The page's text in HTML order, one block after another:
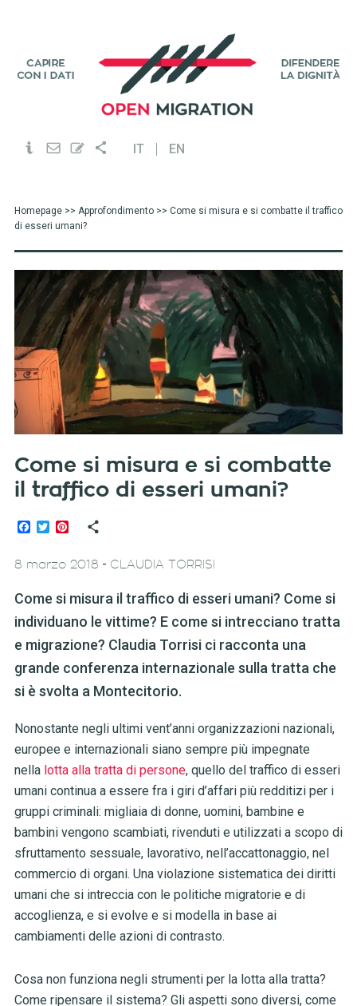
IT EN
Homepage>> Approfondimento>> Come si misura e si combatte il traffico
di esseri umani?
Come si misura e si combatte
il traffico di esseri umani?
Facebook
TwitterPinterest
8 marzo 2018 - CLAUDIA TORRISI
Come si misura il traffico di esseri umani? Come si
individuano le vittime? E come si intrecciano tratta
e migrazione? Claudia Torrisi ci racconta una
grande conferenza internazionale sulla tratta che
si è svolta a Montecitorio.
Nonostante negli ultimi vent’anni organizzazioni nazionali,
europee e internazionali siano sempre più impegnate
nella lotta alla tratta di persone, quello del traffico di esseri
umani continua a essere fra i giri d’affari più redditizi per i
gruppi criminali: migliaia di donne, uomini, bambine e
bambini vengono scambiati, rivenduti e utilizzati a scopo di
sfruttamento sessuale, lavorativo, nell’accattonaggio, nel
commercio di organi. Una violazione sistematica dei diritti
umani che si intreccia con le politiche migratorie e di
accoglienza, e si evolve e si modella in base ai
cambiamenti delle azioni di contrasto.
Cosa non funziona negli strumenti per la lotta alla tratta?
Come ripensare il sistema? Gli aspetti sono diversi, come